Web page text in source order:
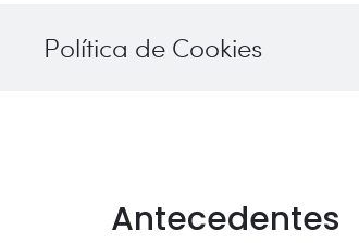
Política de Cookies
Antecedentes